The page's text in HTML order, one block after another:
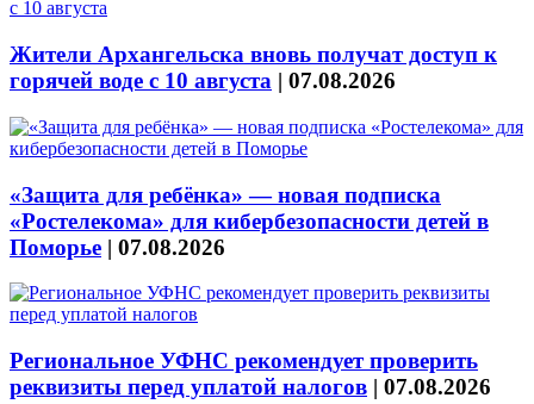
Жители Архангельска вновь получат доступ к
горячей воде с 10 августа | 07.08.2026
«Защита для ребёнка» — новая подписка
«Ростелекома» для кибербезопасности детей в
Поморье | 07.08.2026
Региональное УФНС рекомендует проверить
реквизиты перед уплатой налогов | 07.08.2026